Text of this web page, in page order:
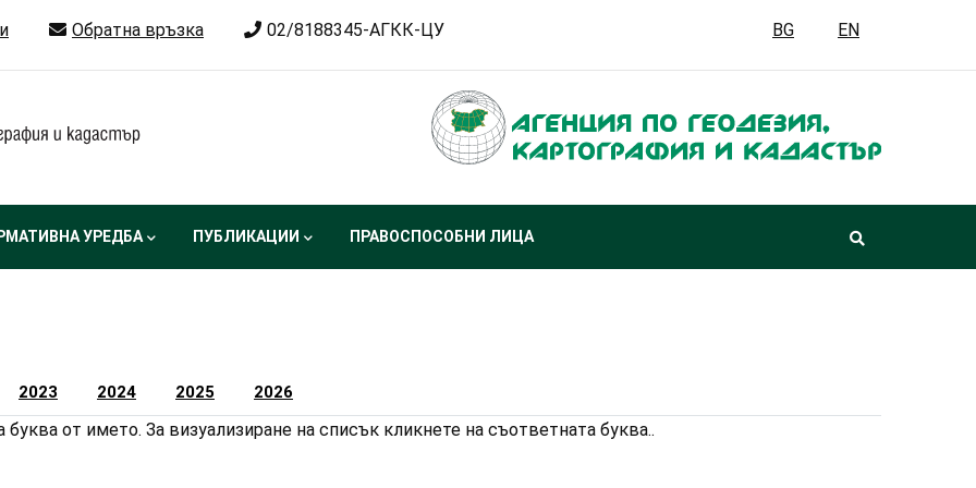
Обратна връзка 02/8188345-АГКК-ЦУ BG EN
УРЕДБА ПУБЛИКАЦИИ ПРАВОСПОСОБНИ ЛИЦА
2023 2024 2025 2026
от името. За визуализиране на списък кликнете на съответната буква..